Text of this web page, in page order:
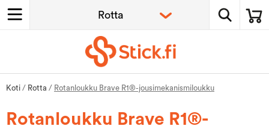
Koti / Rotta / Rotanloukku Brave R1®-jousimekanismiloukku
Rotanloukku Brave R1®-